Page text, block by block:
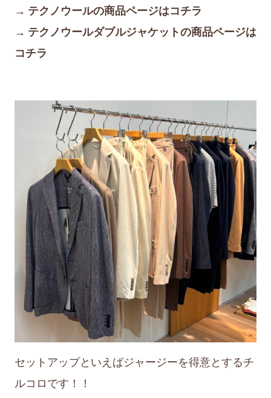
→ テクノウールの商品ページはコチラ
→ テクノウールダブルジャケットの商品ページは
コチラ
セットアップといえばジャージーを得意とするチ
ルコロです！！